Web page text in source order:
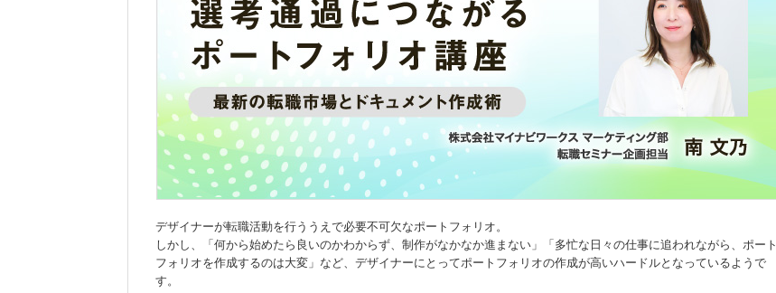
デザイナーが転職活動を行ううえで必要不可欠なポートフォリオ。
しかし、「何から始めたら良いのかわからず、制作がなかなか進まない」「多忙な日々の仕事に追われながら、ポート
フォリオを作成するのは大変」など、デザイナーにとってポートフォリオの作成が高いハードルとなっているようで
す。